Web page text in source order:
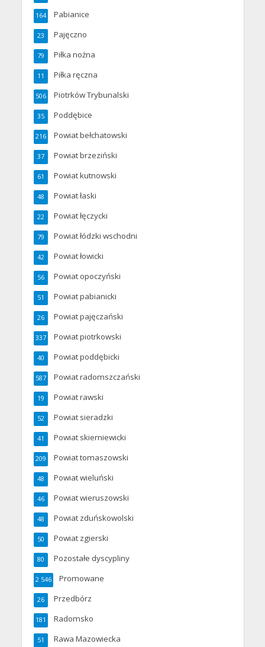
Pabianice
164
Pajęczno
23
Piłka nożna
79
Piłka ręczna
11
Piotrków Trybunalski
506
Poddębice
35
Powiat bełchatowski
216
Powiat brzeziński
37
Powiat kutnowski
61
Powiat łaski
48
Powiat łęczycki
22
Powiat łódzki wschodni
79
Powiat łowicki
42
Powiat opoczyński
56
Powiat pabianicki
51
Powiat pajęczański
26
Powiat piotrkowski
337
Powiat poddębicki
40
Powiat radomszczański
587
Powiat rawski
19
Powiat sieradzki
52
Powiat skierniewicki
41
Powiat tomaszowski
209
Powiat wieluński
48
Powiat wieruszowski
46
Powiat zduńskowolski
48
Powiat zgierski
50
Pozostałe dyscypliny
80
Promowane
2 546
Przedbórz
26
Radomsko
181
Rawa Mazowiecka
51